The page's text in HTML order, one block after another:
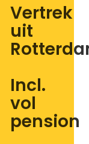
Vertrek
uit
Incl.
vol
pension